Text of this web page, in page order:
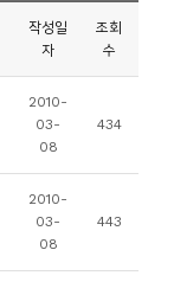
작성일
자
조회
수
2010-
03-
08
434
2010-
03-
08
443